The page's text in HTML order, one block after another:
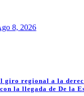
8, 2026
giro regional a la
la llegada de De la